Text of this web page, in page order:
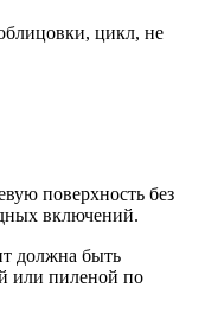
цикл, не
поверхность без
включений.
должна быть
или пиленой по